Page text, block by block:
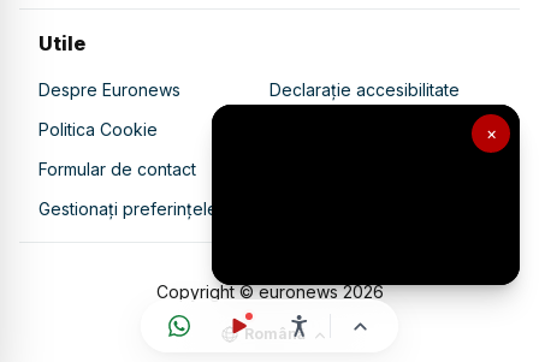
×
Utile
Despre Euronews
Declarație accesibilitate
Politica Cookie
Politica de confidențialitate
Formular de contact
Gestionați preferințele
Copyright © euronews2026
Română